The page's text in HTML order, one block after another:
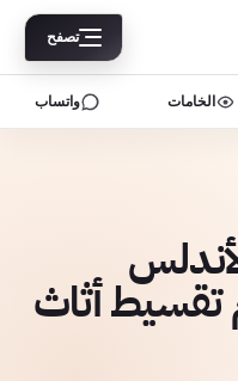
تصفح
الخامات واتساب
تقسيط أثاث